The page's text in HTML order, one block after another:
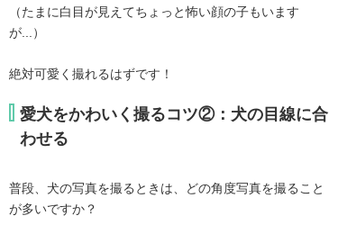
（たまに白目が見えてちょっと怖い顔の子もいます
が...）
絶対可愛く撮れるはずです！
愛犬をかわいく撮るコツ②：犬の目線に合
わせる
普段、犬の写真を撮るときは、どの角度写真を撮ること
が多いですか？